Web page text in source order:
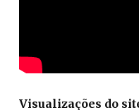
Visualizações do